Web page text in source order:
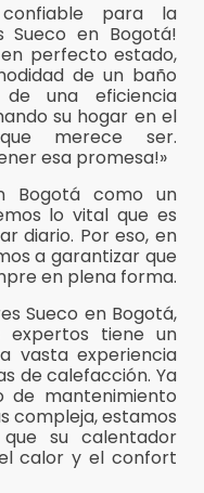
para la
Sueco en Bogotá!
perfecto estado,
de un baño
una eficiencia
su hogar en el
merece ser.
esa promesa!»
Bogotá como un
lo vital que es
diario. Por eso, en
a garantizar que
en plena forma.
Sueco en Bogotá,
expertos tiene un
vasta experiencia
de calefacción. Ya
de mantenimiento
compleja, estamos
su calentador
calor y el confort